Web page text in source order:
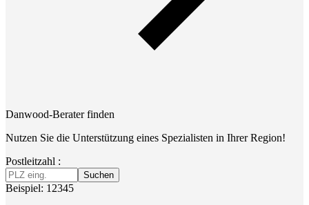
Danwood-Berater finden
Nutzen Sie die Unterstützung eines Spezialisten in Ihrer Region!
Postleitzahl :
Suchen
Beispiel: 12345